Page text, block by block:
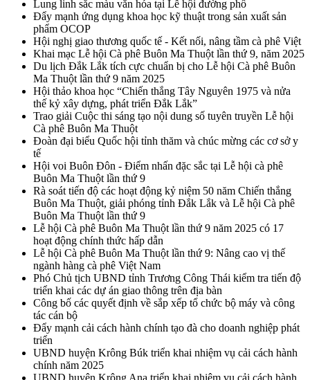
Lung linh sắc màu văn hóa tại Lễ hội đường phố
Đẩy mạnh ứng dụng khoa học kỹ thuật trong sản xuất sản
phẩm OCOP
Hội nghị giao thương quốc tế - Kết nối, nâng tầm cà phê Việt
Khai mạc Lễ hội Cà phê Buôn Ma Thuột lần thứ 9, năm 2025
Du lịch Đắk Lắk tích cực chuẩn bị cho Lễ hội Cà phê Buôn
Ma Thuột lần thứ 9 năm 2025
Hội thảo khoa học “Chiến thắng Tây Nguyên 1975 và nửa
thế kỷ xây dựng, phát triển Đắk Lắk”
Trao giải Cuộc thi sáng tạo nội dung số tuyên truyền Lễ hội
Cà phê Buôn Ma Thuột
Đoàn đại biểu Quốc hội tỉnh thăm và chúc mừng các cơ sở y
tế
Hội voi Buôn Đôn - Điểm nhấn đặc sắc tại Lễ hội cà phê
Buôn Ma Thuột lần thứ 9
Rà soát tiến độ các hoạt động kỷ niệm 50 năm Chiến thắng
Buôn Ma Thuột, giải phóng tỉnh Đắk Lắk và Lễ hội Cà phê
Buôn Ma Thuột lần thứ 9
Lễ hội Cà phê Buôn Ma Thuột lần thứ 9 năm 2025 có 17
hoạt động chính thức hấp dẫn
Lễ hội Cà phê Buôn Ma Thuột lần thứ 9: Nâng cao vị thế
ngành hàng cà phê Việt Nam
Phó Chủ tịch UBND tỉnh Trương Công Thái kiểm tra tiến độ
triển khai các dự án giao thông trên địa bàn
Công bố các quyết định về sắp xếp tổ chức bộ máy và công
tác cán bộ
Đẩy mạnh cải cách hành chính tạo đà cho doanh nghiệp phát
triển
UBND huyện Krông Búk triển khai nhiệm vụ cải cách hành
chính năm 2025